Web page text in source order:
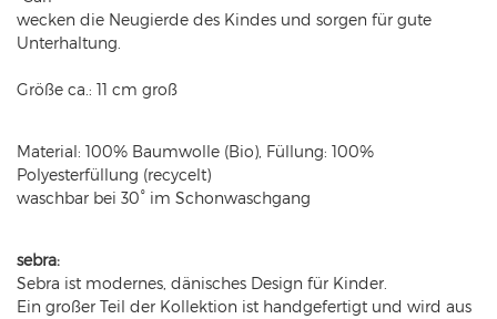
wecken die Neugierde des Kindes und sorgen für gute
Unterhaltung.
Größe ca.: 11 cm groß
Material: 100% Baumwolle (Bio), Füllung: 100%
Polyesterfüllung (recycelt)
waschbar bei 30° im Schonwaschgang
sebra:
Sebra ist modernes, dänisches Design für Kinder.
Ein großer Teil der Kollektion ist handgefertigt und wird aus